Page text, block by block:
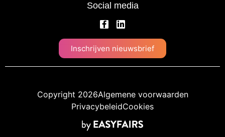
Social media
Inschrijven nieuwsbrief
Copyright 2026Algemene voorwaarden
PrivacybeleidCookies